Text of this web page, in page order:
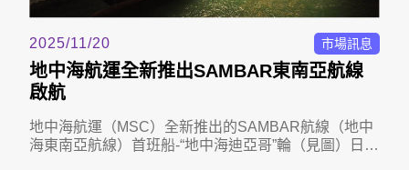
2025/11/20 市場訊息
地中海航運全新推出SAMBAR東南亞航線
啟航
地中海航運（MSC）全新推出的SAMBAR航線（地中
海東南亞航線）首班船-“地中海迪亞哥”輪（見圖）日前